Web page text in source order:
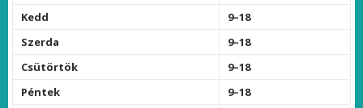
Kedd
9–18
Szerda
9–18
Csütörtök
9–18
Péntek
9–18